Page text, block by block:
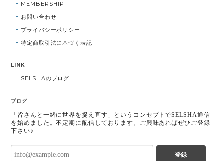
MEMBERSHIP
お問い合わせ
プライバシーポリシー
特定商取引法に基づく表記
LINK
SELSHAのブログ
ブログ
「皆さんと一緒に世界を捉え直す」というコンセプトでSELSHA通信
を始めました。不定期に配信しております。ご興味あればぜひご登録
下さい♪
登録